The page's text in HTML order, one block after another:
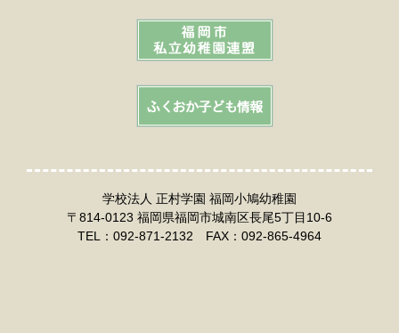
学校法人 正村学園 福岡小鳩幼稚園
〒814-0123 福岡県福岡市城南区長尾5丁目10-6
TEL：092-871-2132 FAX：092-865-4964